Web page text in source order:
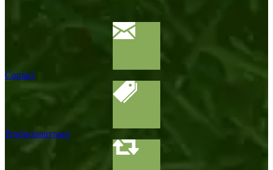
Contact
Productaanvraag